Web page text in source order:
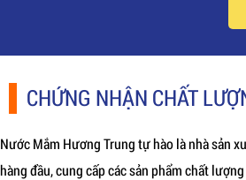
CHỨNG NHẬN CHẤT
Nước Mắm Hương Trung tự hào là nhà sản
hàng đầu, cung cấp các sản phẩm chất